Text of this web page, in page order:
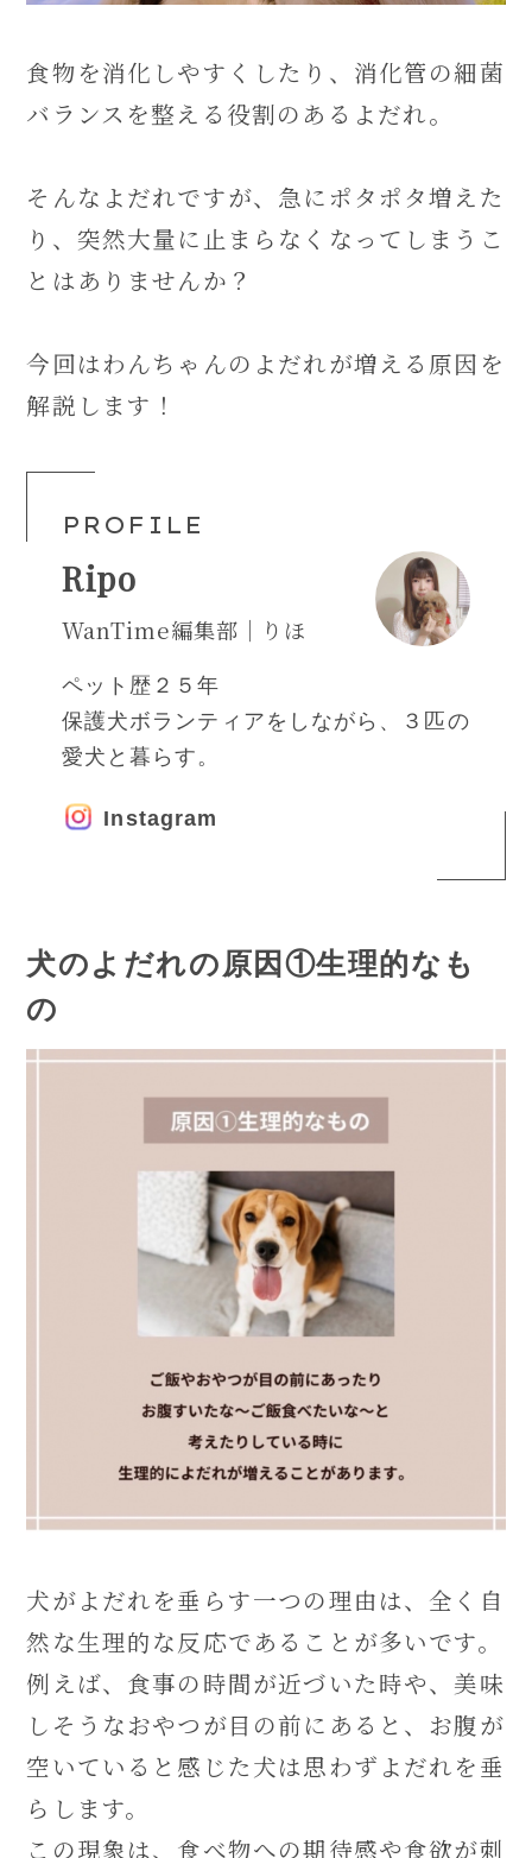
食物を消化しやすくしたり、消化管の細菌
バランスを整える役割のあるよだれ。
そんなよだれですが、急にポタポタ増えた
り、突然大量に止まらなくなってしまうこ
とはありませんか？
今回はわんちゃんのよだれが増える原因を
解説します！
PROFILE
Ripo
WanTime編集部｜りほ
ペット歴２５年
保護犬ボランティアをしながら、３匹の
愛犬と暮らす。
Instagram
犬のよだれの原因①生理的なも
の
犬がよだれを垂らす一つの理由は、全く自
然な生理的な反応であることが多いです。
例えば、食事の時間が近づいた時や、美味
しそうなおやつが目の前にあると、お腹が
空いていると感じた犬は思わずよだれを垂
らします。
この現象は、食べ物への期待感や食欲が刺